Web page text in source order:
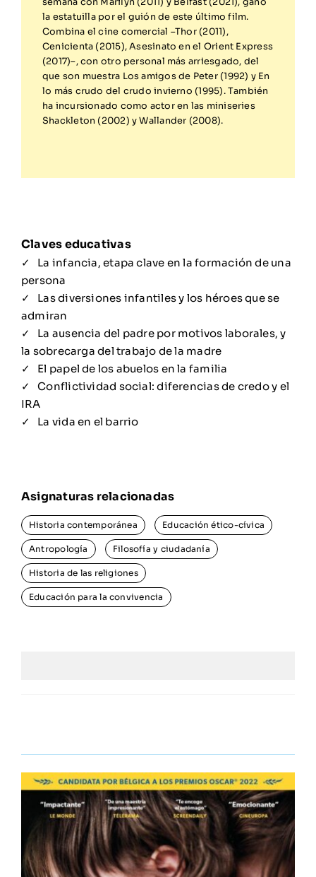
la estatuilla por el guión de este último film.
Combina el cine comercial –Thor (2011),
Cenicienta (2015), Asesinato en el Orient Express
(2017)–, con otro personal más arriesgado, del
que son muestra Los amigos de Peter (1992) y En
lo más crudo del crudo invierno (1995). También
ha incursionado como actor en las miniseries
Shackleton (2002) y Wallander (2008).
La infancia, etapa clave en la formación de una
persona
Las diversiones infantiles y los héroes que se
admiran
La ausencia del padre por motivos laborales, y
la sobrecarga del trabajo de la madre
El papel de los abuelos en la familia
Conflictividad social: diferencias de credo y el
IRA
La vida en el barrio
Historia contemporánea Educación ético-cívica
Antropología Filosofía y ciudadanía
Historia de las religiones
Educación para la convivencia